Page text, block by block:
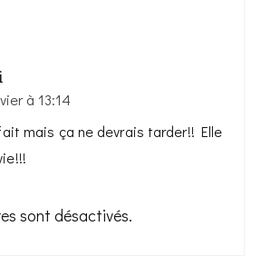
à 13:14
mais ça ne devrais tarder!! Elle
sont désactivés.